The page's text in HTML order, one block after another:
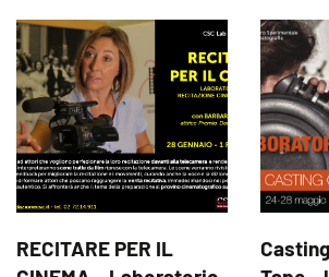
RECITARE PER IL